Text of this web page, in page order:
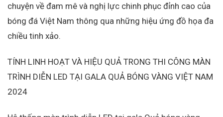
chuyện về đam mê và nghị lực chinh phục đỉnh cao của
bóng đá Việt Nam thông qua những hiệu ứng đồ họa đa
chiều tinh xảo.
TÍNH LINH HOẠT VÀ HIỆU QUẢ TRONG THI CÔNG MÀN
TRÌNH DIỄN LED TẠI GALA QUẢ BÓNG VÀNG VIỆT NAM
2024